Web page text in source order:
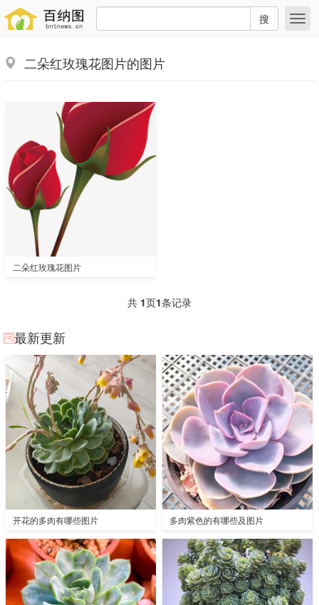
搜
二朵红玫瑰花图片的图片
二朵红玫瑰花图片
共 1页1条记录
最新更新
开花的多肉有哪些图片 多肉紫色的有哪些及图片